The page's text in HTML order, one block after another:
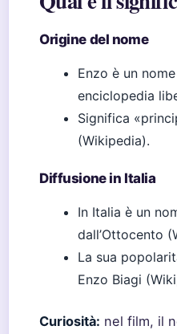
Origine del nome
Enzo è un
enciclopedia
Significa
(Wikipedia).
Diffusione in Italia
In Italia è un
dall’Ottocento
La sua
Enzo Biagi
Curiosità: nel film, il